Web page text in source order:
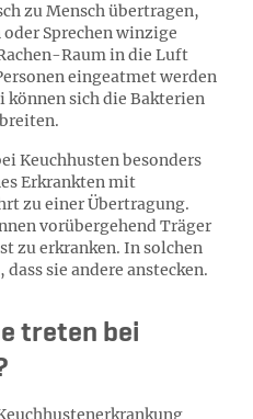
zu Mensch übertragen,
Sprechen winzige
Raum in die Luft
eingeatmet werden
sich die Bakterien
Keuchhusten besonders
Erkrankten mit
zu einer Übertragung.
vorübergehend Träger
zu erkranken. In solchen
sie andere anstecken.
treten bei